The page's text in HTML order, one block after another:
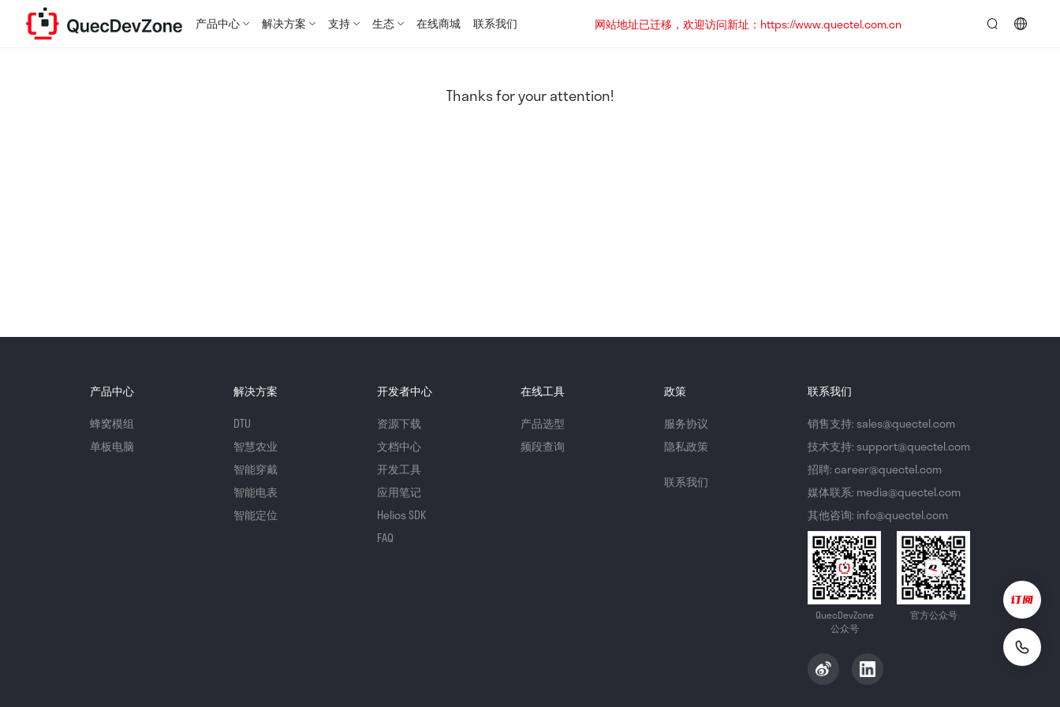
产品中心 解决方案 支持 生态 在线商城 联系我们
网站地址已迁移，欢迎访问新址：https://www.quectel.com.cn
Thanks for your attention!
产品中心
蜂窝模组
单板电脑
解决方案
DTU
智慧农业
智能穿戴
智能电表
智能定位
开发者中心
资源下载
文档中心
开发工具
应用笔记
Helios SDK
FAQ
在线工具
产品选型
频段查询
政策
服务协议
隐私政策
联系我们
联系我们
销售支持: sales@quectel.com
技术支持: support@quectel.com
招聘: career@quectel.com
媒体联系: media@quectel.com
其他咨询: info@quectel.com
QuecDevZone
公众号
官方公众号